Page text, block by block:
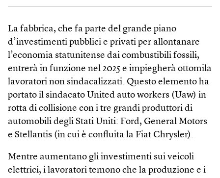
La fabbrica, che fa parte del grande piano
d’investimenti pubblici e privati per allontanare
l’economia statunitense dai combustibili fossili,
entrerà in funzione nel 2025 e impiegherà ottomila
lavoratori non sindacalizzati. Questo elemento ha
portato il sindacato United auto workers (Uaw) in
rotta di collisione con i tre grandi produttori di
automobili degli Stati Uniti: Ford, General Motors
e Stellantis (in cui è confluita la Fiat Chrysler).
Mentre aumentano gli investimenti sui veicoli
elettrici, i lavoratori temono che la produzione e i